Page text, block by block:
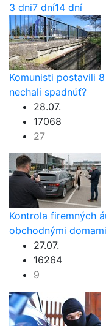
3 dni7 dní14 dní
Komunisti postavili
nechali spadnúť?
28.07.
17068
27
Kontrola firemných
obchodnými domami
27.07.
16264
9